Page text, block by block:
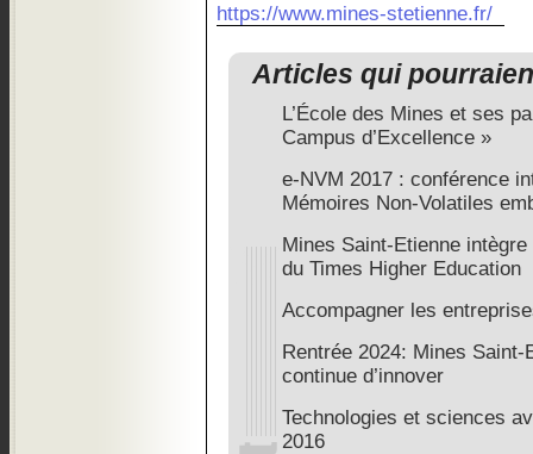
https://www.mines-stetienne.fr/
Articles qui
L’École des Mines et ses
Campus d’Excellence »
e-NVM 2017 : conférence
Mémoires Non-Volatiles
Mines Saint-Etienne
du Times Higher Education
Accompagner les
Rentrée 2024: Mines
continue d’innover
Technologies et sciences
2016